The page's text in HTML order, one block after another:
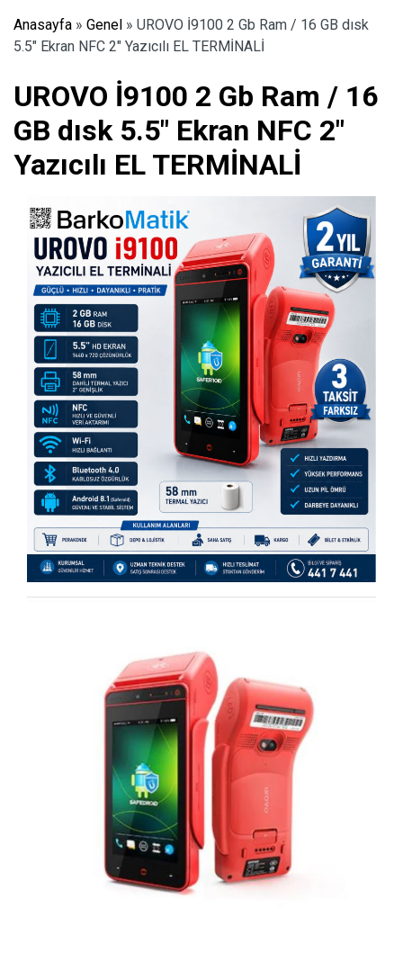
Anasayfa » Genel » UROVO İ9100 2 Gb Ram / 16 GB dısk
5.5″ Ekran NFC 2″ Yazıcılı EL TERMİNALİ
UROVO İ9100 2 Gb Ram / 16
GB dısk 5.5″ Ekran NFC 2″
Yazıcılı EL TERMİNALİ